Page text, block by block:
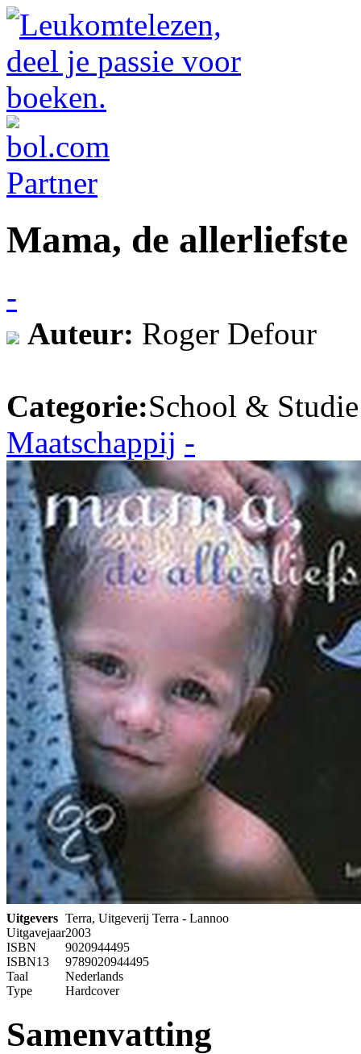
Mama, de allerliefste
-
Auteur: Roger Defour
Categorie:School &
Maatschappij -
Uitgevers Terra, Uitgeverij Terra - Lannoo
Uitgavejaar2003
ISBN
9020944495
ISBN13
9789020944495
Taal
Nederlands
Type
Hardcover
Samenvatting